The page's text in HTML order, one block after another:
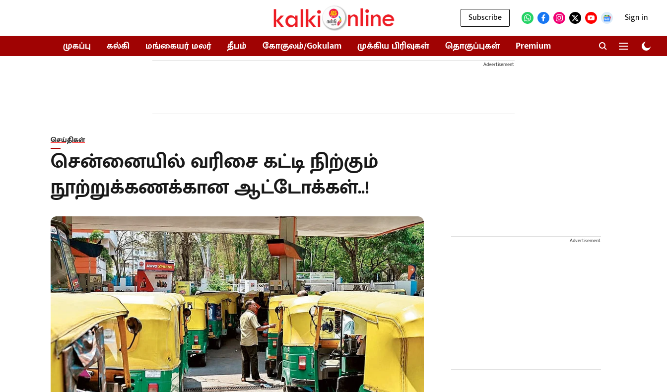
Subscribe Sign in
முகப்பு கல்கி மங்கையர் மலர் தீபம் கோகுலம்/Gokulam முக்கிய பிரிவுகள் தொகுப்புகள் Premium
Advertisement
செய்திகள்
சென்னையில் வரிசை கட்டி நிற்கும்
நூற்றுக்கணக்கான ஆட்டோக்கள்..!
Advertisement